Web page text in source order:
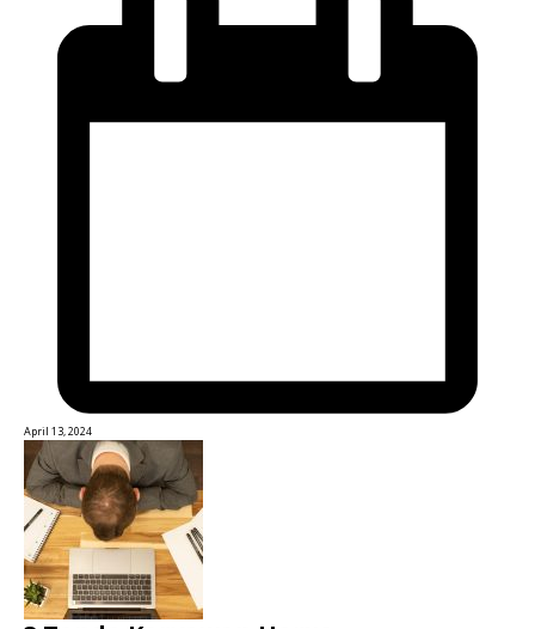
April 13, 2024